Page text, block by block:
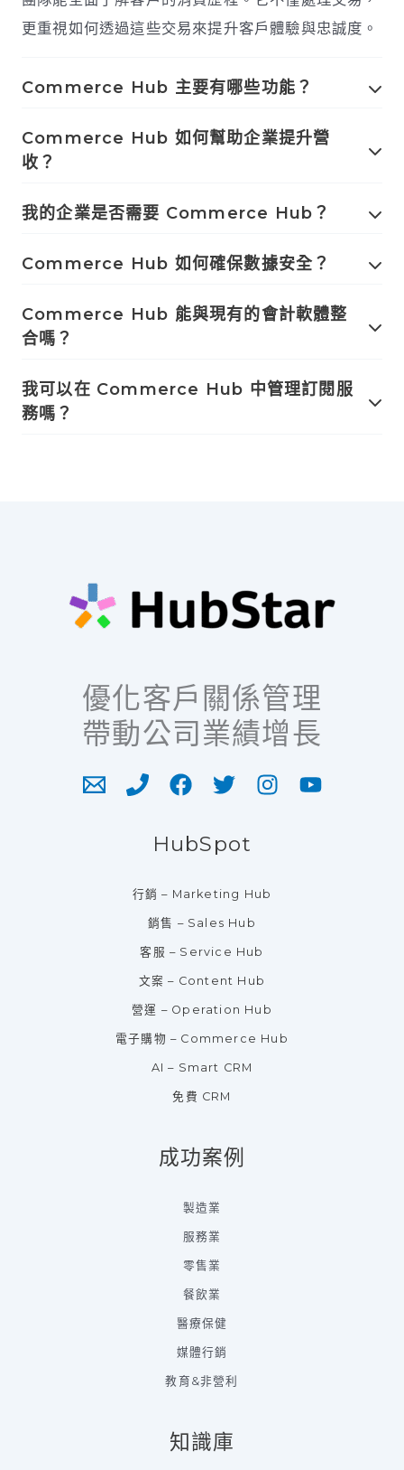
更重視如何透過這些交易來提升客戶體驗與忠誠度。
Commerce Hub 主要有哪些功能？
Commerce Hub 如何幫助企業提升營
收？
我的企業是否需要 Commerce Hub？
Commerce Hub 如何確保數據安全？
Commerce Hub 能與現有的會計軟體整
合嗎？
我可以在 Commerce Hub 中管理訂閱服
務嗎？
優化客戶關係管理
帶動公司業績增長
HubSpot
行銷 – Marketing Hub
銷售 – Sales Hub
客服 – Service Hub
文案 – Content Hub
營運 – Operation Hub
電子購物 – Commerce Hub
AI – Smart CRM
免費 CRM
成功案例
製造業
服務業
零售業
餐飲業
醫療保健
媒體行銷
教育&非營利
知識庫